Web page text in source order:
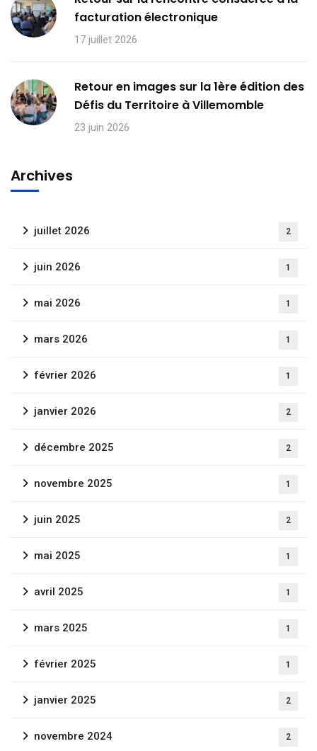
facturation électronique
17 juillet 2026
Retour en images sur la 1ère édition des
Défis du Territoire à Villemomble
23 juin 2026
Archives
juillet 2026 2
juin 2026 1
mai 2026 1
mars 2026 1
février 2026 1
janvier 2026 2
décembre 2025 2
novembre 2025 1
juin 2025 2
mai 2025 1
avril 2025 1
mars 2025 1
février 2025 1
janvier 2025 2
novembre 2024 2